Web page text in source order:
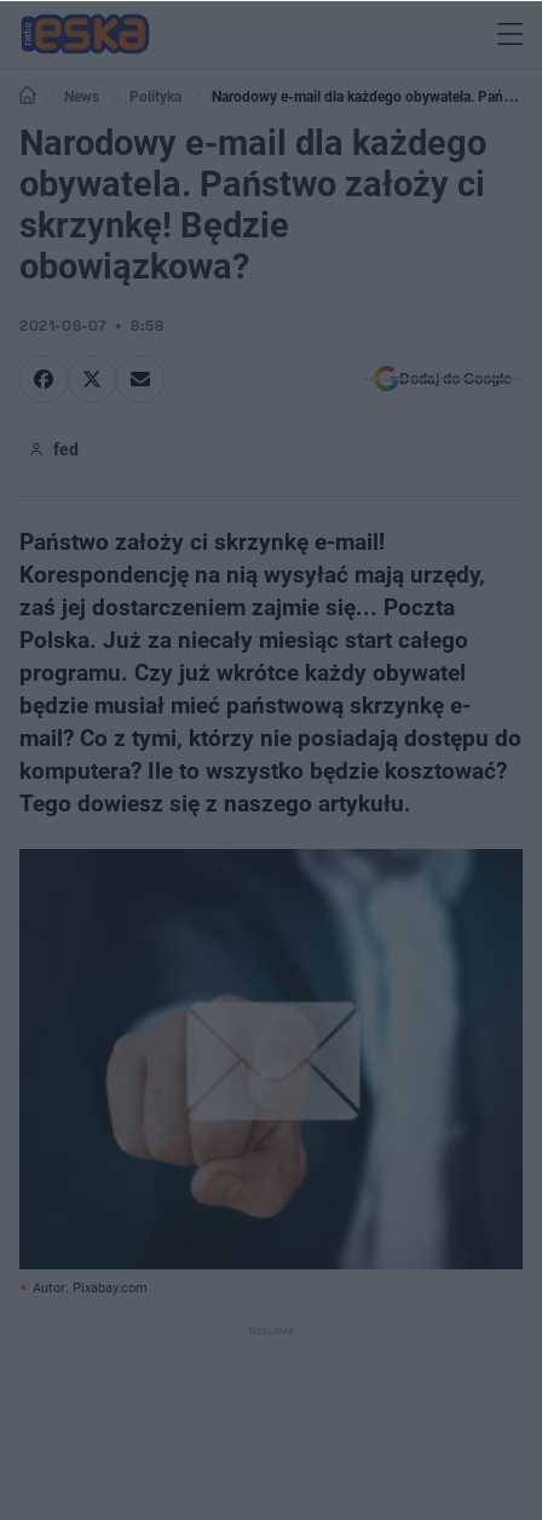
News Polityka
Narodowy e-mail dla każdego obywatela. Państwo
założy ci skrzynkę! Będzie obowiązkowa?
Narodowy e-mail dla każdego
obywatela. Państwo założy ci
skrzynkę! Będzie
obowiązkowa?
2021-06-07 8:58
Dodaj do Google
fed
Państwo założy ci skrzynkę e-mail!
Korespondencję na nią wysyłać mają urzędy,
zaś jej dostarczeniem zajmie się... Poczta
Polska. Już za niecały miesiąc start całego
programu. Czy już wkrótce każdy obywatel
będzie musiał mieć państwową skrzynkę e-
mail? Co z tymi, którzy nie posiadają dostępu do
komputera? Ile to wszystko będzie kosztować?
Tego dowiesz się z naszego artykułu.
Autor: Pixabay.com